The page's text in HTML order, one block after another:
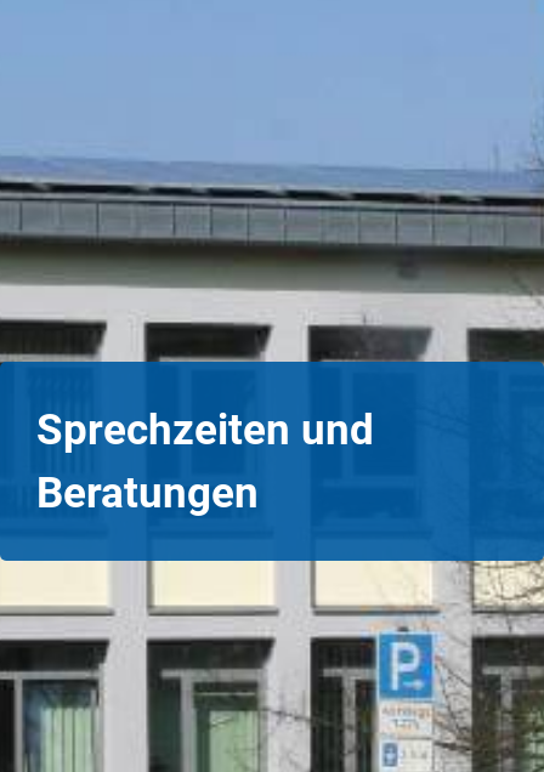
Sprechzeiten und
Beratungen